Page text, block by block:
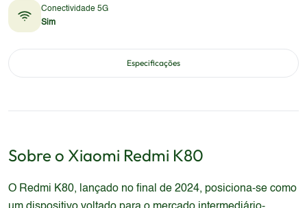
Conectividade 5G
Sim
Especificações
Sobre o Xiaomi Redmi K80
O Redmi K80, lançado no final de 2024, posiciona-se como